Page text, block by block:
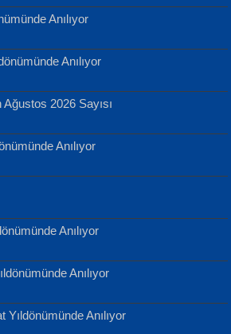
Eyüp...
Anılıyor
Anılıyor
2026 Sayısı
Anılıyor
Anılıyor
Anılıyor
Anılıyor